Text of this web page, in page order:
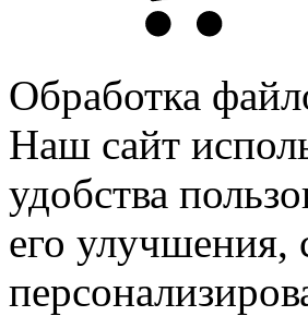
Обработка
Наш сайт
удобства
его улучшения,